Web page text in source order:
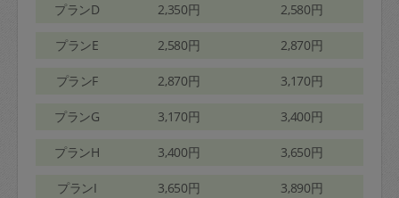
プランD 2,350円 2,580円
プランE 2,580円 2,870円
プランF 2,870円 3,170円
プランG 3,170円 3,400円
プランH 3,400円 3,650円
プランI 3,650円 3,890円